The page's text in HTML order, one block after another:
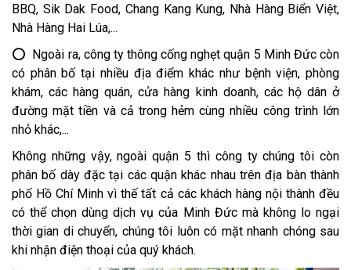
BBQ, Sik Dak Food, Chang Kang Kung, Nhà Hàng Biển Việt,
Nhà Hàng Hai Lúa,...
⭕ Ngoài ra, công ty thông cống nghẹt quận 5 Minh Đức còn
có phân bố tại nhiều địa điểm khác như bệnh viện, phòng
khám, các hàng quán, cửa hàng kinh doanh, các hộ dân ở
đường mặt tiền và cả trong hẻm cùng nhiều công trình lớn
nhỏ khác,...
Không những vậy, ngoài quận 5 thì công ty chúng tôi còn
phân bố dày đặc tại các quận khác nhau trên địa bàn thành
phố Hồ Chí Minh vì thế tất cả các khách hàng nội thành đều
có thể chọn dùng dịch vụ của Minh Đức mà không lo ngại
thời gian di chuyển, chúng tôi luôn có mặt nhanh chóng sau
khi nhận điện thoại của quý khách.